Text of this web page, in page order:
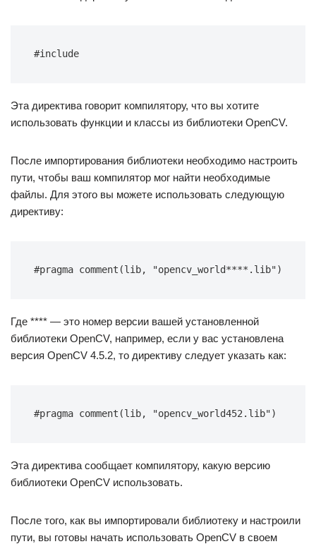
#include
Эта директива говорит компилятору, что вы хотите
использовать функции и классы из библиотеки OpenCV.
После импортирования библиотеки необходимо настроить
пути, чтобы ваш компилятор мог найти необходимые
файлы. Для этого вы можете использовать следующую
директиву:
#pragma comment(lib, "opencv_world****.lib")
Где **** — это номер версии вашей установленной
библиотеки OpenCV, например, если у вас установлена
версия OpenCV 4.5.2, то директиву следует указать как:
#pragma comment(lib, "opencv_world452.lib")
Эта директива сообщает компилятору, какую версию
библиотеки OpenCV использовать.
После того, как вы импортировали библиотеку и настроили
пути, вы готовы начать использовать OpenCV в своем